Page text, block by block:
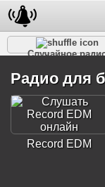
Случайное
Радио для
Record EDM